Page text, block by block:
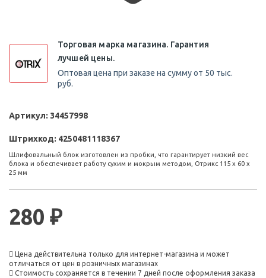
Торговая марка магазина. Гарантия
лучшей цены.
Оптовая цена при заказе на сумму от 50 тыс.
руб.
Артикул: 34457998
Штрихкод: 4250481118367
Шлифовальный блок изготовлен из пробки, что гарантирует низкий вес
блока и обеспечивает работу сухим и мокрым методом, Отрикс 115 х 60 х
25 мм
280 ₽
Цена действительна только для интернет-магазина и может
отличаться от цен в розничных магазинах
Стоимость сохраняется в течении 7 дней после оформления заказа